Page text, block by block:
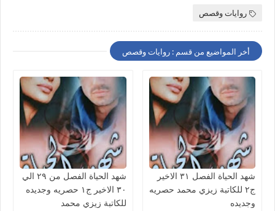
روايات وقصص
أخر المواضيع من قسم : روايات وقصص
شهد الحياة الفصل ٣١ الاخير
ج٢ للكاتبة زيزي محمد حصريه
وجديده
شهد الحياة الفصل من ٢٩ الي
٣٠ الاخير ج١ حصريه وجديده
للكاتبة زيزي محمد